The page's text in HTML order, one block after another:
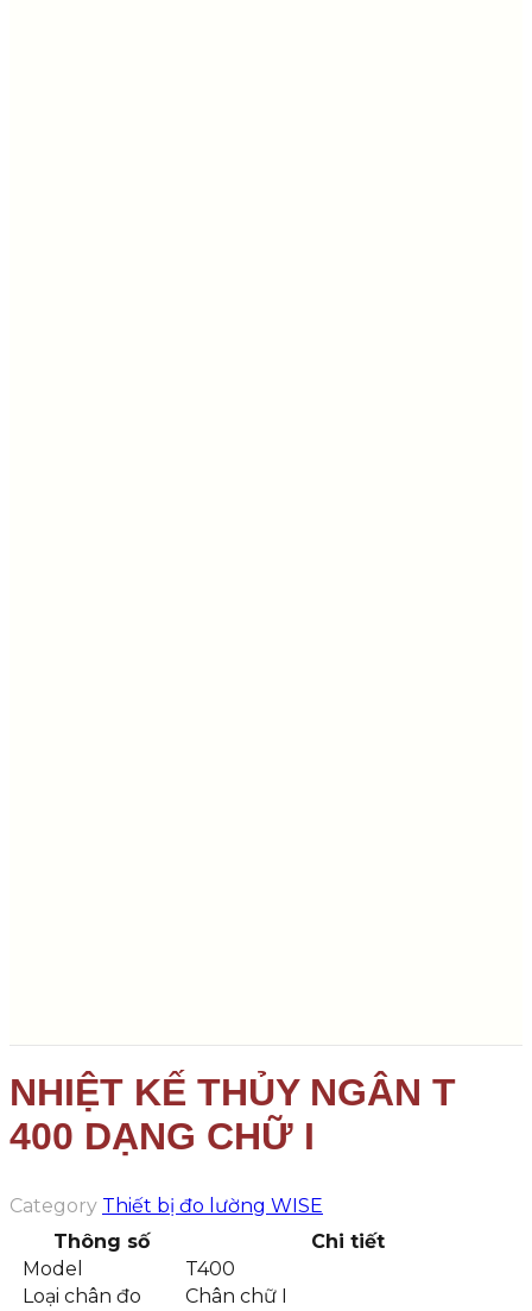
NHIỆT KẾ THỦY NGÂN T
400 DẠNG CHỮ I
Category Thiết bị đo lường WISE
Thông số
Chi tiết
Model
T400
Loại chân đo
Chân chữ I